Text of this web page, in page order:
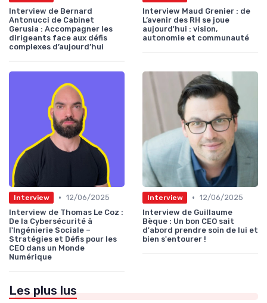
Interview de Bernard
Antonucci de Cabinet
Gerusia : Accompagner les
dirigeants face aux défis
complexes d’aujourd’hui
Interview Maud Grenier : de
L’avenir des RH se joue
aujourd'hui : vision,
autonomie et communauté
Interview • 12/06/2025
Interview de Thomas Le Coz :
De la Cybersécurité à
l'Ingénierie Sociale –
Stratégies et Défis pour les
CEO dans un Monde
Numérique
Interview • 12/06/2025
Interview de Guillaume
Bèque : Un bon CEO sait
d'abord prendre soin de lui et
bien s'entourer !
Les plus lus